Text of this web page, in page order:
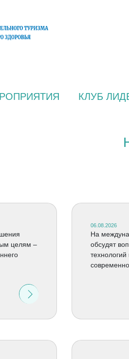
КЛУБ
целям –
06.08.2026
На
обсудят